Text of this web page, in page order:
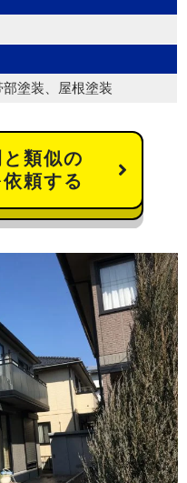
塗装、屋根塗装
類似の
頼する